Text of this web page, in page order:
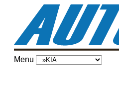
Menu